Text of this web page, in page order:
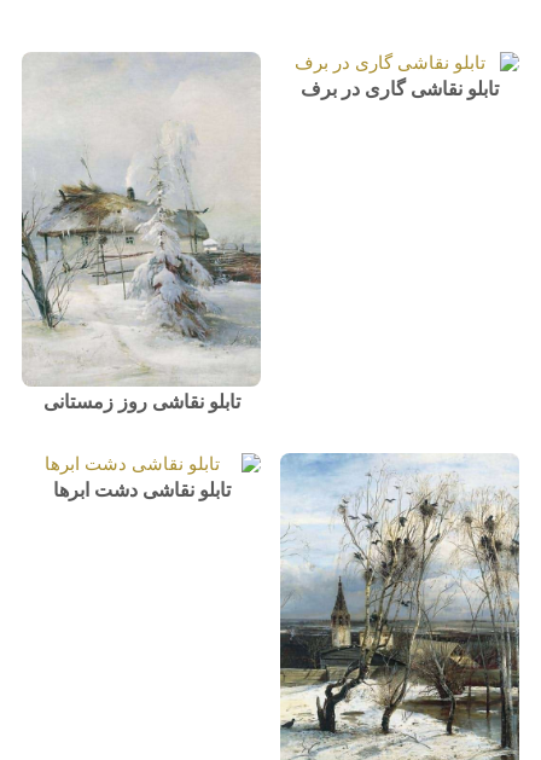
تابلو نقاشی گاری در برف
تابلو نقاشی روز زمستانی
تابلو نقاشی دشت ابرها